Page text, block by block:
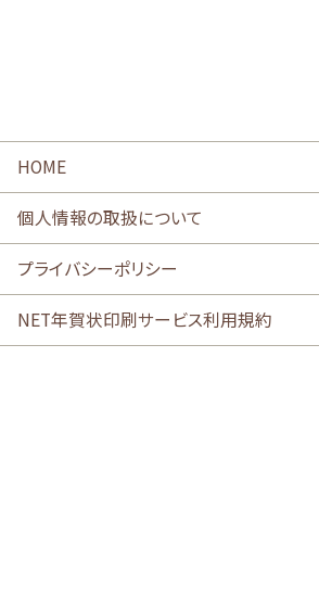
HOME
個人情報の取扱について
プライバシーポリシー
NET年賀状印刷サービス利用規約